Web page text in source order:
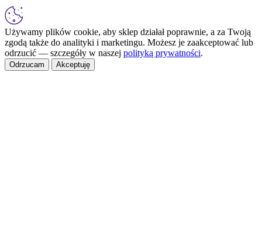
Używamy plików cookie, aby sklep działał poprawnie, a za Twoją
zgodą także do analityki i marketingu. Możesz je zaakceptować lub
odrzucić — szczegóły w naszej polityką prywatności.
Odrzucam Akceptuję